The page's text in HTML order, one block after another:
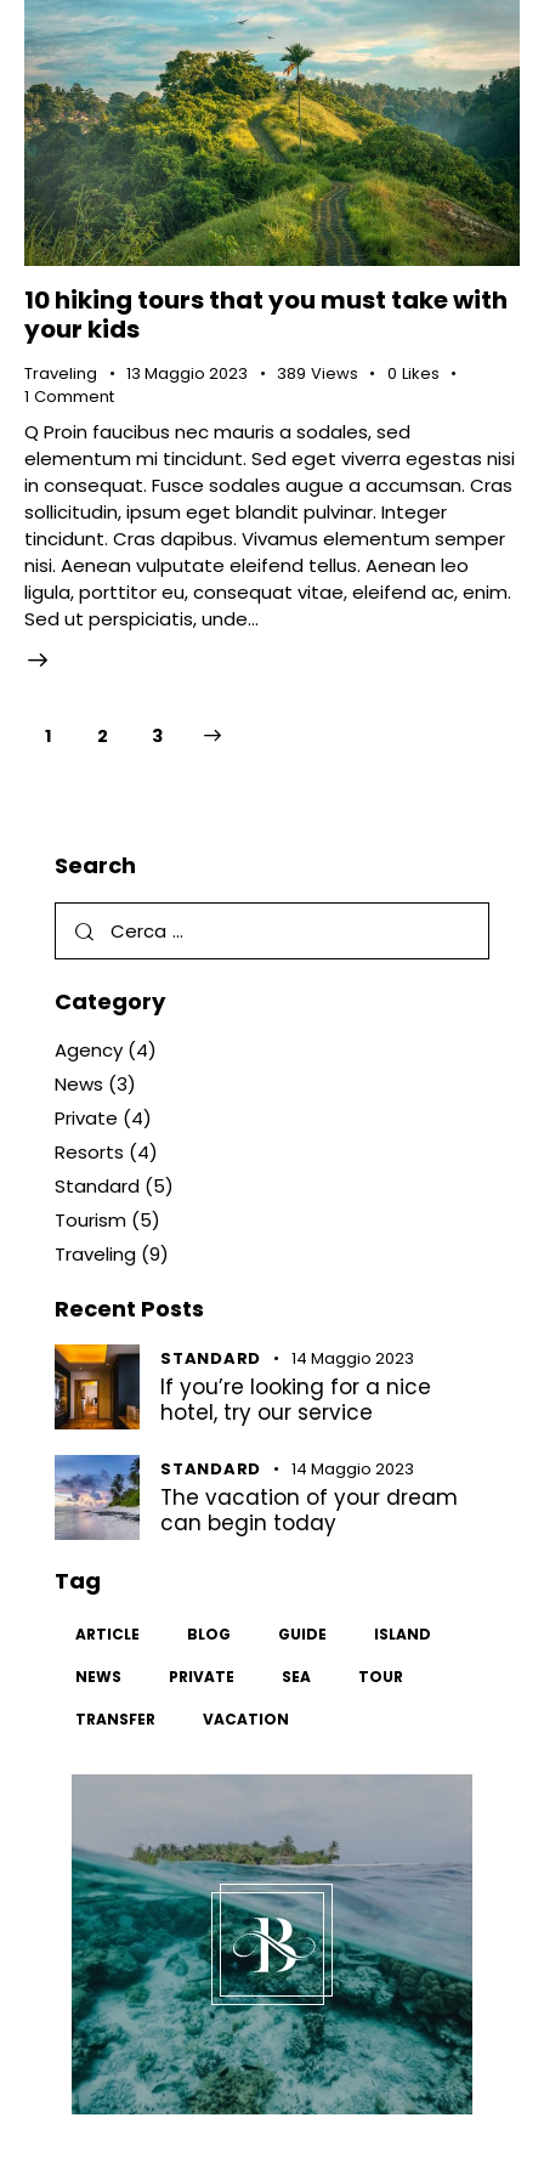
10 hiking tours that you must take with
your kids
Traveling 13 Maggio 2023 389 Views 0 Likes
1 Comment
Q Proin faucibus nec mauris a sodales, sed
elementum mi tincidunt. Sed eget viverra egestas nisi
in consequat. Fusce sodales augue a accumsan. Cras
sollicitudin, ipsum eget blandit pulvinar. Integer
tincidunt. Cras dapibus. Vivamus elementum semper
nisi. Aenean vulputate eleifend tellus. Aenean leo
ligula, porttitor eu, consequat vitae, eleifend ac, enim.
Sed ut perspiciatis, unde…
1 2 3
Search
Category
Agency (4)
News (3)
Private (4)
Resorts (4)
Standard (5)
Tourism (5)
Traveling (9)
Recent Posts
STANDARD 14 Maggio 2023
If you’re looking for a nice
hotel, try our service
STANDARD 14 Maggio 2023
The vacation of your dream
can begin today
Tag
ARTICLE BLOG GUIDE ISLAND
NEWS PRIVATE SEA TOUR
TRANSFER VACATION